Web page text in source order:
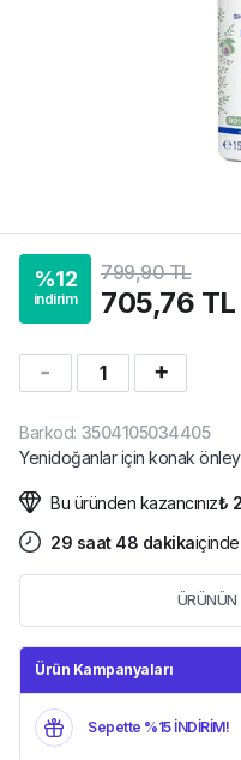
%12
indirim
799,90 TL
705,76 TL
1
Barkod: 3504105034405
Yenidoğanlar için konak
Bu üründen kazancınız₺
29 saat 48 dakika
ÜRÜNÜN
Ürün Kampanyaları
Sepette %15 İNDİRİM!